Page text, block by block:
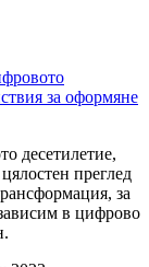
за оформяне
десетилетие,
преглед
за
в цифрово